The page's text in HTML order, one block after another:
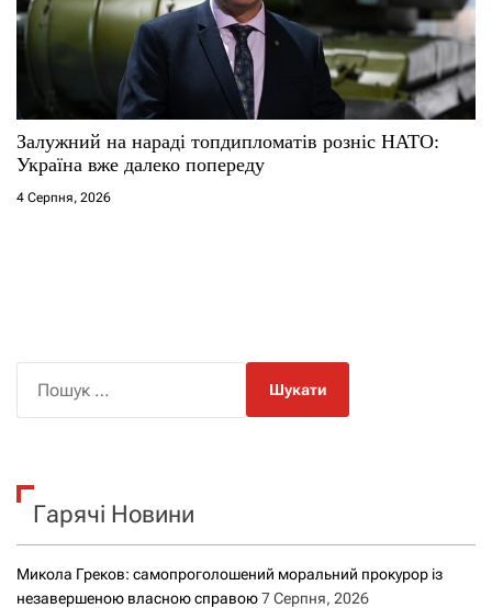
Залужний на нараді топдипломатів розніс НАТО:
Україна вже далеко попереду
4 Серпня, 2026
к
Гарячі Новини
Микола Греков: самопроголошений моральний прокурор із
незавершеною власною справою7 Серпня, 2026